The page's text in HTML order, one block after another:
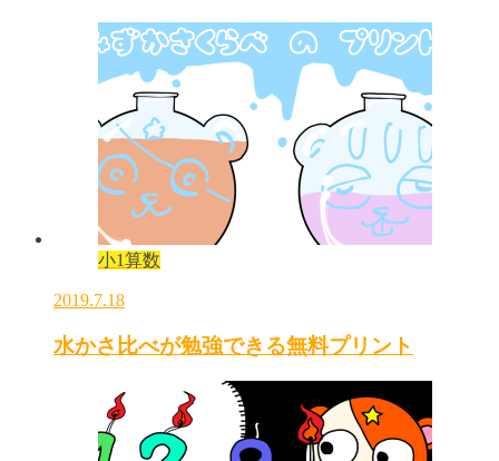
小1算数
2019.7.18
水かさ比べが勉強できる無料プリント